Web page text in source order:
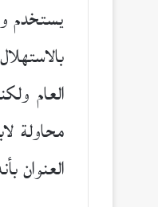
يستخدم
العام
محاولة
العنوان